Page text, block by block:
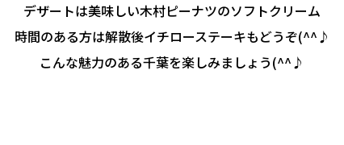
デザートは美味しい木村ピーナツのソフトクリーム
時間のある方は解散後イチローステーキもどうぞ(^^♪
こんな魅力のある千葉を楽しみましょう(^^♪